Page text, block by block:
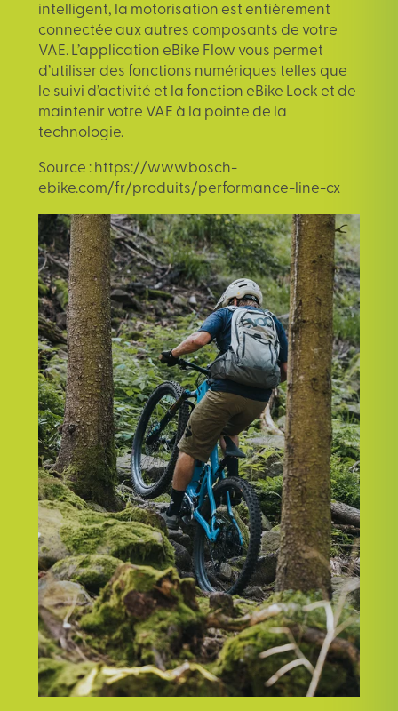
intelligent, la motorisation est entièrement
connectée aux autres composants de votre
VAE. L’application eBike Flow vous permet
d’utiliser des fonctions numériques telles que
le suivi d’activité et la fonction eBike Lock et de
maintenir votre VAE à la pointe de la
technologie.
Source : https://www.bosch-
ebike.com/fr/produits/performance-line-cx